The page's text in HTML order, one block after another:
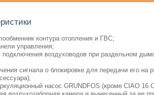
контура отопления и ГВС;
управления;
подключения воздуховодов при раздельном
сигнала о блокировке для передачи его на
насос GRUNDFOS (кроме CIAO 16